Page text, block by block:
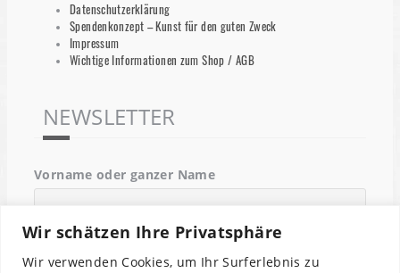
Wir schätzen Ihre Privatsphäre
Wir verwenden Cookies, um Ihr Surferlebnis zu
Datenschutzerklärung
Spendenkonzept – Kunst für den guten Zweck
Impressum
Wichtige Informationen zum Shop / AGB
NEWSLETTER
Vorname oder ganzer Name
Email